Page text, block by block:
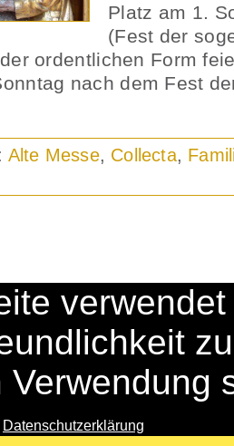
Platz am 1.
(Fest der
ordentlichen Form
nach dem Fest
Alte Messe, Collecta,
Verwendung
Datenschutzerklärung